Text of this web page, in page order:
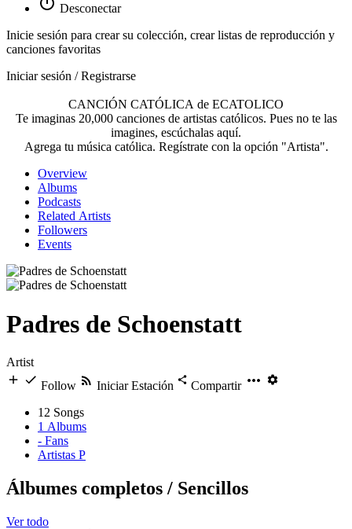
Desconectar
Inicie sesión para crear su colección, crear listas de reproducción y
canciones favoritas
Iniciar sesión / Registrarse
CANCIÓN CATÓLICA de ECATOLICO
Te imaginas 20,000 canciones de artistas católicos. Pues no te las
imagines, escúchalas aquí.
Agrega tu música católica. Regístrate con la opción "Artista".
Overview
Albums
Podcasts
Related Artists
Followers
Events
Padres de Schoenstatt
Artist
Follow
Iniciar Estación
Compartir
12 Songs
1 Albums
- Fans
Artistas P
Álbumes completos / Sencillos
Ver todo